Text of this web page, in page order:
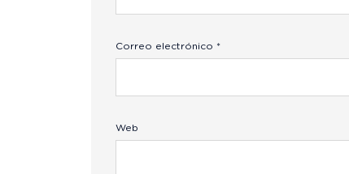
Correo electrónico *
Web